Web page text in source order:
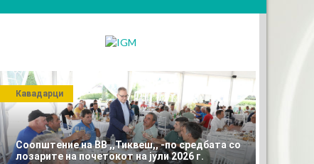
Соопштение на ВВ ,,Тиквеш,, -по средбата со
лозарите на почетокот на јули 2026 г.
Кавадарци